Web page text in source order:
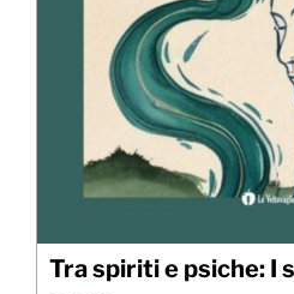
Tra spiriti e psiche: